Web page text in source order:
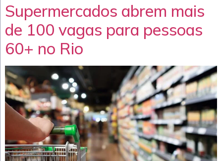
Supermercados abrem mais
de 100 vagas para pessoas
60+ no Rio